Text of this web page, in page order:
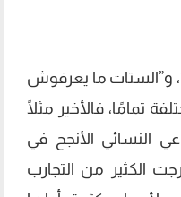
و”الستات ما يعرفوش
تمامًا، فالأخير مثلًا
النسائي الأنجح في
الكثير من التجارب